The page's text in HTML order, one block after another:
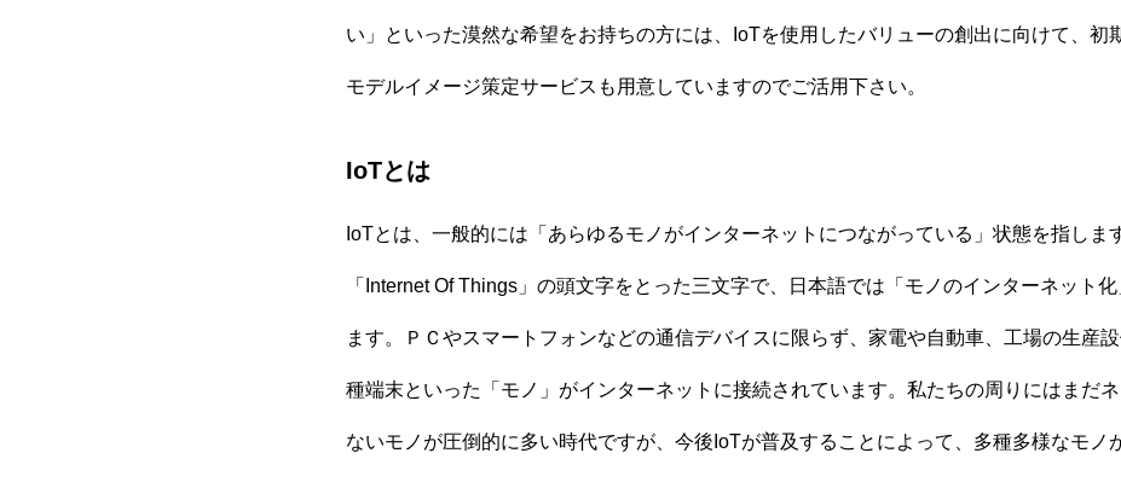
い」といった漠然な希望をお持ちの方には、IoTを使用したバリューの創出に向けて、初
モデルイメージ策定サービスも用意していますのでご活用下さい。
IoTとは
IoTとは、一般的には「あらゆるモノがインターネットにつながっている」状態を指しま
「Internet Of Things」の頭文字をとった三文字で、日本語では「モノのインターネット
ます。ＰＣやスマートフォンなどの通信デバイスに限らず、家電や自動車、工場の生産
種端末といった「モノ」がインターネットに接続されています。私たちの周りにはまだ
ないモノが圧倒的に多い時代ですが、今後IoTが普及することによって、多種多様なモノ